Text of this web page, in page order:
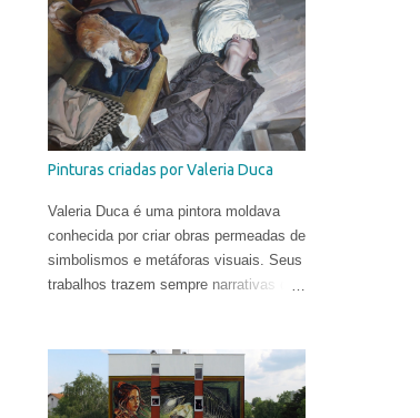
Maison Films.
Pinturas criadas por Valeria Duca
Valeria Duca é uma pintora moldava
conhecida por criar obras permeadas de
simbolismos e metáforas visuais. Seus
trabalhos trazem sempre narrativas que
começou a sua carreira muito cedo.
Sua primeira exposição aconteceu em
sua cidade natal, Chisinau, quando ela